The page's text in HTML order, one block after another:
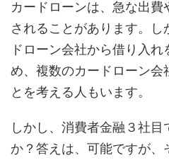
カードローンは、急な出費
されることがあります。
ドローン会社から借り入
め、複数のカードローン会
とを考える人もいます。
しかし、消費者金融３社
か？答えは、可能ですが、